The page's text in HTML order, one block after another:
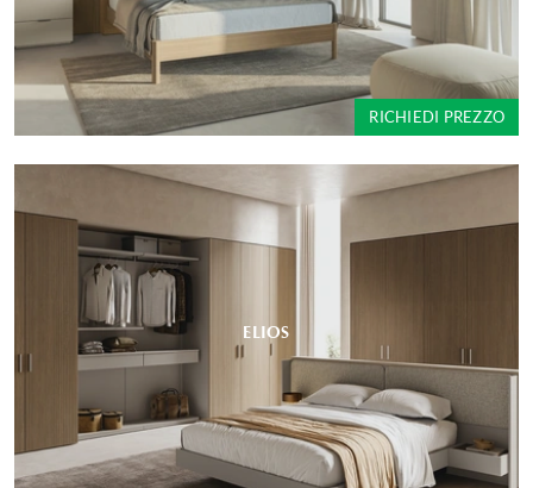
RICHIEDI PREZZO
ELIOS